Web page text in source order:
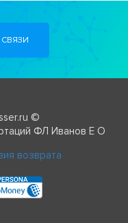
©
ФЛ Иванов Е О
возврата